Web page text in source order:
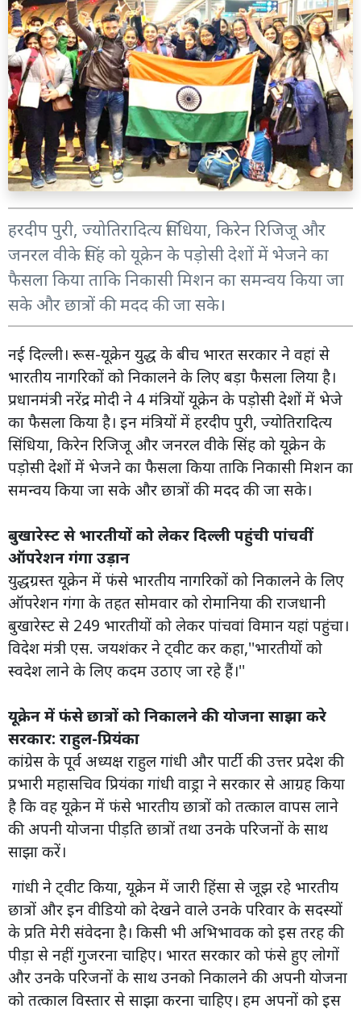
हरदीप पुरी, ज्योतिरादित्य सिंधिया, किरेन रिजिजू और
जनरल वीके सिंह को यूक्रेन के पड़ोसी देशों में भेजने का
फैसला किया ताकि निकासी मिशन का समन्वय किया जा
सके और छात्रों की मदद की जा सके।
नई दिल्ली। रूस-यूक्रेन युद्ध के बीच भारत सरकार ने वहां से
भारतीय नागरिकों को निकालने के लिए बड़ा फैसला लिया है।
प्रधानमंत्री नरेंद्र मोदी ने 4 मंत्रियों यूक्रेन के पड़ोसी देशों में भेजे
का फैसला किया है। इन मंत्रियों में हरदीप पुरी, ज्योतिरादित्य
सिंधिया, किरेन रिजिजू और जनरल वीके सिंह को यूक्रेन के
पड़ोसी देशों में भेजने का फैसला किया ताकि निकासी मिशन का
समन्वय किया जा सके और छात्रों की मदद की जा सके।
बुखारेस्ट से भारतीयों को लेकर दिल्ली पहुंची पांचवीं
ऑपरेशन गंगा उड़ान
युद्धग्रस्त यूक्रेन में फंसे भारतीय नागरिकों को निकालने के लिए
ऑपरेशन गंगा के तहत सोमवार को रोमानिया की राजधानी
बुखारेस्ट से 249 भारतीयों को लेकर पांचवां विमान यहां पहुंचा।
विदेश मंत्री एस. जयशंकर ने ट्वीट कर कहा,''भारतीयों को
स्वदेश लाने के लिए कदम उठाए जा रहे हैं।''
यूक्रेन में फंसे छात्रों को निकालने की योजना साझा करे
सरकार: राहुल-प्रियंका
कांग्रेस के पूर्व अध्यक्ष राहुल गांधी और पार्टी की उत्तर प्रदेश की
प्रभारी महासचिव प्रियंका गांधी वाड्रा ने सरकार से आग्रह किया
है कि वह यूक्रेन में फंसे भारतीय छात्रों को तत्काल वापस लाने
की अपनी योजना पीड़ति छात्रों तथा उनके परिजनों के साथ
साझा करें।
गांधी ने ट्वीट किया, यूक्रेन में जारी हिंसा से जूझ रहे भारतीय
छात्रों और इन वीडियो को देखने वाले उनके परिवार के सदस्यों
के प्रति मेरी संवेदना है। किसी भी अभिभावक को इस तरह की
पीड़ा से नहीं गुजरना चाहिए। भारत सरकार को फंसे हुए लोगों
और उनके परिजनों के साथ उनको निकालने की अपनी योजना
को तत्काल विस्तार से साझा करना चाहिए। हम अपनों को इस